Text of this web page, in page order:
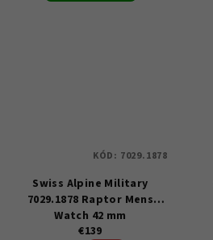
Swiss Alpine Military
7029.1878 Raptor Mens
Watch 42 mm
€139
KÓD: 7029.1878